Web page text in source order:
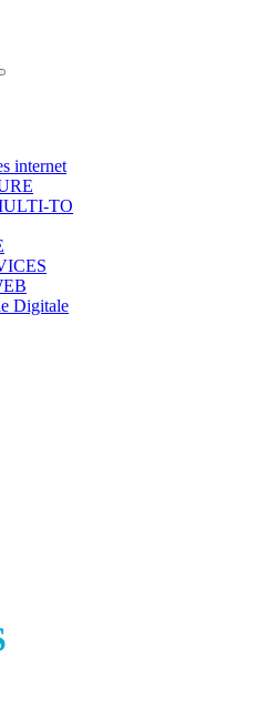
internet
TO
Digitale